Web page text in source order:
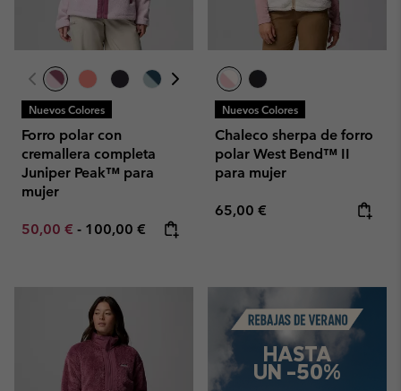
Nuevos Colores
Forro polar con
cremallera completa
Juniper Peak™ para
mujer
Minimum sale price:
50,00 € - Maximum price:
100,00 €
Nuevos Colores
Chaleco sherpa de forro
polar West Bend™ II
para mujer
Regular price:
65,00 €
Summer Sale
HASTA
UN -50%